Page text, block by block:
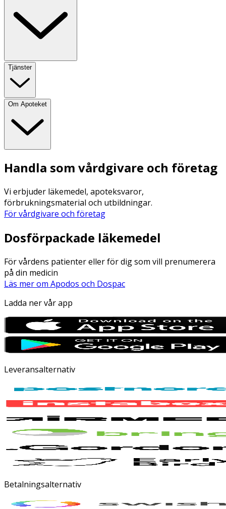
Tjänster
Om Apoteket
Handla som vårdgivare och företag
Vi erbjuder läkemedel, apoteksvaror,
förbrukningsmaterial och utbildningar.
För vårdgivare och företag
Dosförpackade läkemedel
För vårdens patienter eller för dig som vill prenumerera
på din medicin
Läs mer om Apodos och Dospac
Ladda ner vår app
Leveransalternativ
Betalningsalternativ